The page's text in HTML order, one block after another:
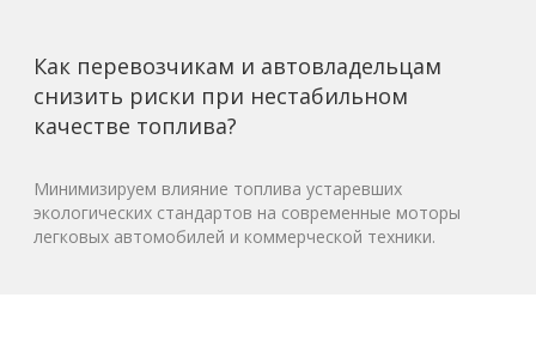
Как перевозчикам и автовладельцам
снизить риски при нестабильном
качестве топлива?
Минимизируем влияние топлива устаревших
экологических стандартов на современные моторы
легковых автомобилей и коммерческой техники.